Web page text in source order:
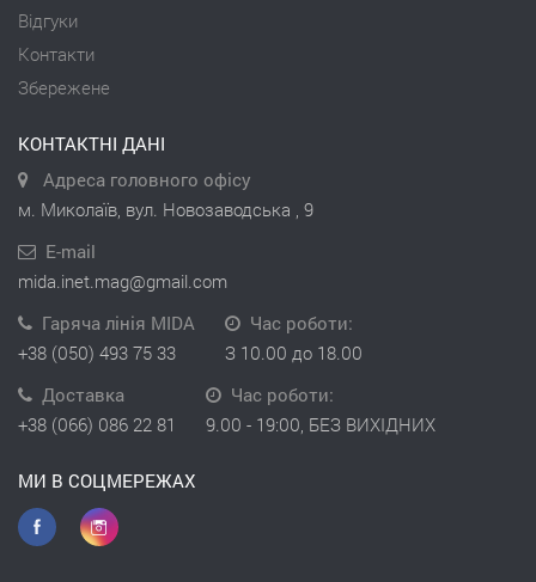
Відгуки
Контакти
Збережене
КОНТАКТНІ ДАНІ
Адреса головного офісу
м. Миколаїв, вул. Новозаводська , 9
E-mail
mida.inet.mag@gmail.com
Гаряча лінія MIDA
+38 (050) 493 75 33
Час роботи:
З 10.00 до 18.00
Доставка
+38 (066) 086 22 81
Час роботи:
9.00 - 19:00, БЕЗ ВИХІДНИХ
МИ В СОЦМЕРЕЖАХ